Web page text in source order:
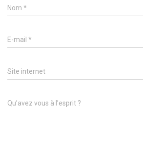
Nom *
E-mail *
Site internet
Qu’avez vous à l’esprit ?